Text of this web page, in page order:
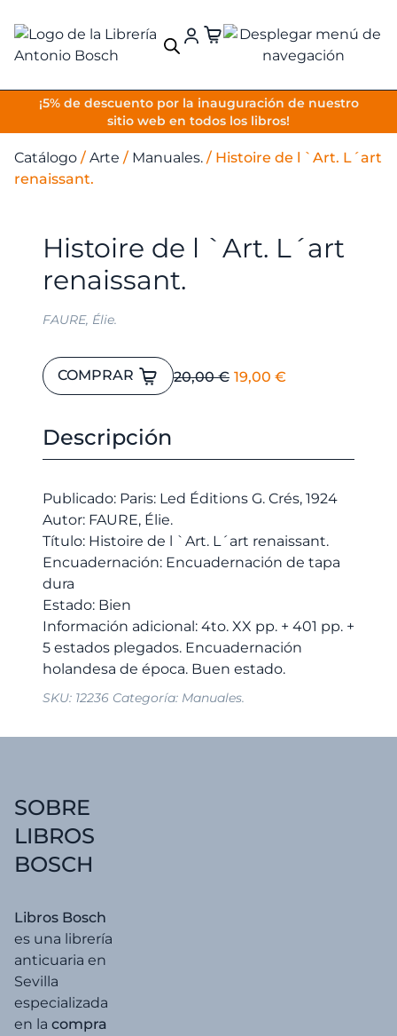
¡5% de descuento por la inauguración de nuestro
sitio web en todos los libros!
VOLVER
Catálogo / Arte / Manuales. / Histoire de l `Art. L´art
renaissant.
Histoire de l `Art. L´art
renaissant.
FAURE, Élie.
20,00€ El
19,00 €
Histoire
de
`Art.
renaissant.
cantidad
COMPRAR
Descripción
Publicado: Paris: Led Éditions G. Crés, 1924
Autor: FAURE, Élie.
Título: Histoire de l `Art. L´art renaissant.
Encuadernación: Encuadernación de tapa
dura
Estado: Bien
Información adicional: 4to. XX pp. + 401 pp. +
5 estados plegados. Encuadernación
SKU: 12236 Categoría: Manuales.
SOBRE
LIBROS
BOSCH
Libros Bosch
es una librería
anticuaria en
Sevilla
especializada
en la compra